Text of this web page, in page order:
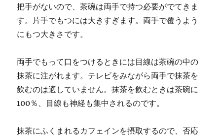
把手がないので、茶碗は両手で持つ必要がでてきま
す。片手でもつには大きすぎます。両手で覆うよう
にもつ大きさです。
両手でもって口をつけるときには目線は茶碗の中の
抹茶に注がれます。テレビをみながら両手で抹茶を
飲むのは適していません。抹茶を飲むときは茶碗に
100％、目線も神経も集中されるのです。
抹茶にふくまれるカフェインを摂取するので、否応